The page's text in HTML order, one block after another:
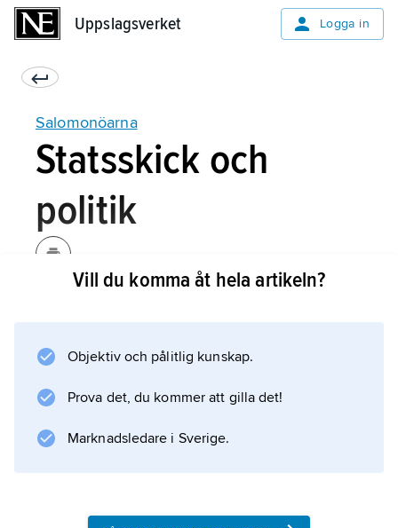
Uppslagsverket Logga in
Salomonöarna
Statsskick och
politik
regenten företräds av en generalguvernör,
som måste vara medborgare i Salomonöarna.
Parlamentet har en kammare med 50
tillämpas. En del av makten har delegerats till
Vill du komma åt hela artikeln?
Objektiv och pålitlig kunskap.
Prova det, du kommer att gilla det!
Marknadsledare i Sverige.